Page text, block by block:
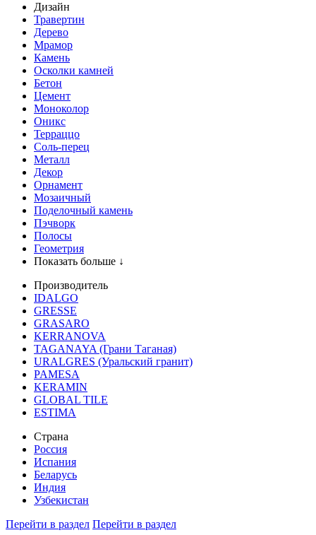
Дизайн
Травертин
Дерево
Мрамор
Камень
Осколки камней
Бетон
Цемент
Моноколор
Оникс
Терраццо
Соль-перец
Металл
Декор
Орнамент
Мозаичный
Поделочный камень
Пэчворк
Полосы
Геометрия
Показать больше ↓
Производитель
IDALGO
GRESSE
GRASARO
KERRANOVA
TAGANAYA (Грани Таганая)
URALGRES (Уральский гранит)
PAMESA
KERAMIN
GLOBAL TILE
ESTIMA
Страна
Россия
Испания
Беларусь
Индия
Узбекистан
Перейти в раздел Перейти в раздел